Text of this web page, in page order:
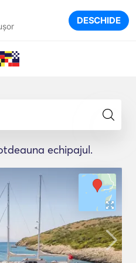
DESCHIDE
echipajul.